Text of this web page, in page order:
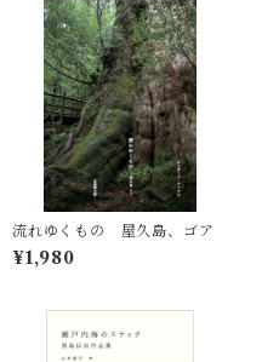
流れゆくもの 屋久島、ゴア
¥1,980